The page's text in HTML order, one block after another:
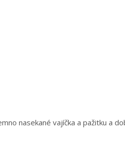
nasekané vajíčka a pažitku a